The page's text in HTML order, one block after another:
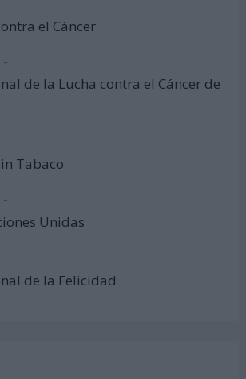
el Cáncer
de la Lucha contra el Cáncer de
Tabaco
Unidas
de la Felicidad